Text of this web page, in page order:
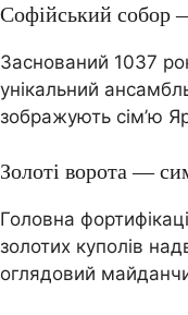
Софійський собор
Заснований 1037
унікальний
зображують сім’ю
Золоті ворота —
Головна
золотих куполів
оглядовий